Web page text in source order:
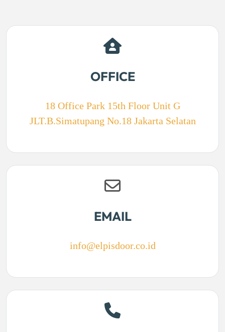
OFFICE
18 Office Park 15th Floor Unit G
JLT.B.Simatupang No.18 Jakarta Selatan
EMAIL
info@elpisdoor.co.id